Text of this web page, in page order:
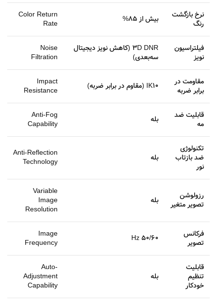
نرخ بازگشت
رنگ
بیش از 85%
Color Return
Rate
فیلتراسیون
نویز
3D DNR (کاهش نویز دیجیتال
سه‌بعدی)
Noise
Filtration
مقاومت در
برابر ضربه
IK10 (مقاوم در برابر ضربه)
Impact
Resistance
قابلیت ضد
مه
بله
Anti-Fog
Capability
تکنولوژی
ضد بازتاب
نور
بله
Anti-Reflection
Technology
رزولوشن
تصویر متغیر
بله
Variable
Image
Resolution
فرکانس
تصویر
50/60 Hz
Image
Frequency
قابلیت
تنظیم
خودکار
بله
Auto-
Adjustment
Capability